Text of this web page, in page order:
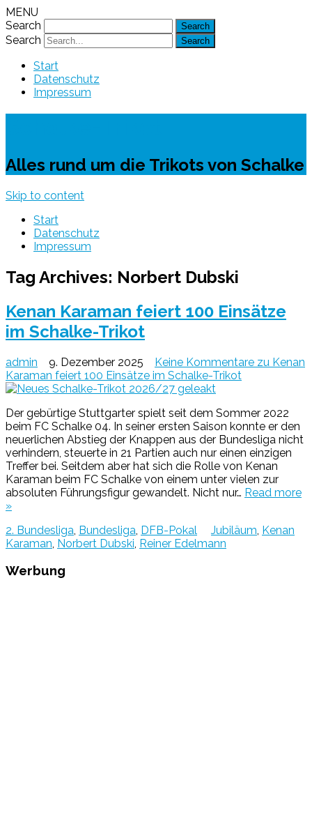
MENU
Search
Search
Start
Datenschutz
Impressum
Alles rund um die Trikots von Schalke
Skip to content
Start
Datenschutz
Impressum
Tag Archives: Norbert Dubski
Kenan Karaman feiert 100 Einsätze
im Schalke-Trikot
admin 9. Dezember 2025 Keine Kommentare zu Kenan
Karaman feiert 100 Einsätze im Schalke-Trikot
Der gebürtige Stuttgarter spielt seit dem Sommer 2022
beim FC Schalke 04. In seiner ersten Saison konnte er den
neuerlichen Abstieg der Knappen aus der Bundesliga nicht
verhindern, steuerte in 21 Partien auch nur einen einzigen
Treffer bei. Seitdem aber hat sich die Rolle von Kenan
Karaman beim FC Schalke von einem unter vielen zur
absoluten Führungsfigur gewandelt. Nicht nur… Read more
»
2. Bundesliga Bundesliga DFB-Pokal Jubiläum Kenan
Karaman Norbert Dubski Reiner Edelmann
Werbung